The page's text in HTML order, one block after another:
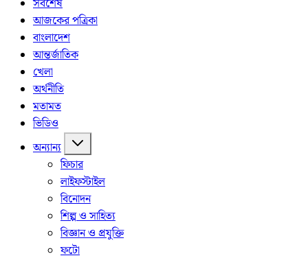
সর্বশেষ
আজকের পত্রিকা
বাংলাদেশ
আন্তর্জাতিক
খেলা
অর্থনীতি
মতামত
ভিডিও
অন্যান্য
ফিচার
লাইফস্টাইল
বিনোদন
শিল্প ও সাহিত্য
বিজ্ঞান ও প্রযুক্তি
ফটো